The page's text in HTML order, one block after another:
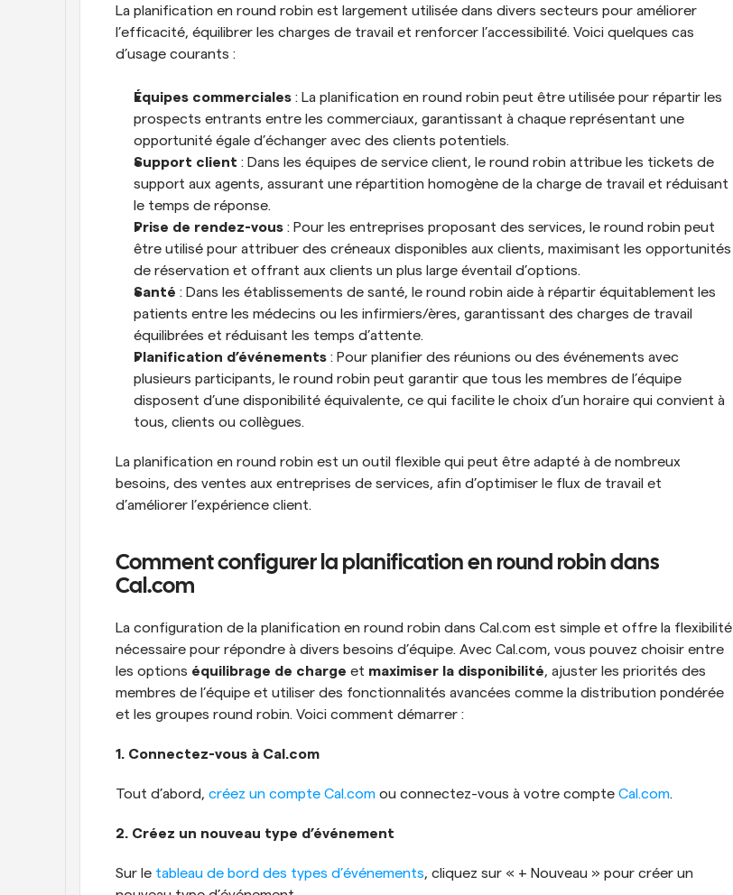
La planification en round robin est largement utilisée dans divers secteurs pour améliorer
l’efficacité, équilibrer les charges de travail et renforcer l’accessibilité. Voici quelques cas
d’usage courants :
Équipes commerciales : La planification en round robin peut être utilisée pour répartir les
prospects entrants entre les commerciaux, garantissant à chaque représentant une
opportunité égale d’échanger avec des clients potentiels.
Support client : Dans les équipes de service client, le round robin attribue les tickets de
support aux agents, assurant une répartition homogène de la charge de travail et réduisant
le temps de réponse.
Prise de rendez-vous : Pour les entreprises proposant des services, le round robin peut
être utilisé pour attribuer des créneaux disponibles aux clients, maximisant les opportunités
de réservation et offrant aux clients un plus large éventail d’options.
Santé : Dans les établissements de santé, le round robin aide à répartir équitablement les
patients entre les médecins ou les infirmiers/ères, garantissant des charges de travail
équilibrées et réduisant les temps d’attente.
Planification d’événements : Pour planifier des réunions ou des événements avec
plusieurs participants, le round robin peut garantir que tous les membres de l’équipe
disposent d’une disponibilité équivalente, ce qui facilite le choix d’un horaire qui convient à
tous, clients ou collègues.
La planification en round robin est un outil flexible qui peut être adapté à de nombreux
besoins, des ventes aux entreprises de services, afin d’optimiser le flux de travail et
d’améliorer l’expérience client.
Comment configurer la planification en round robin dans
Cal.com
La configuration de la planification en round robin dans Cal.com est simple et offre la flexibilité
nécessaire pour répondre à divers besoins d’équipe. Avec Cal.com, vous pouvez choisir entre
les options équilibrage de charge et maximiser la disponibilité, ajuster les priorités des
membres de l’équipe et utiliser des fonctionnalités avancées comme la distribution pondérée
et les groupes round robin. Voici comment démarrer :
1. Connectez-vous à Cal.com
Tout d’abord, créez un compte Cal.com ou connectez-vous à votre compte Cal.com.
2. Créez un nouveau type d’événement
Sur le tableau de bord des types d’événements, cliquez sur « + Nouveau » pour créer un